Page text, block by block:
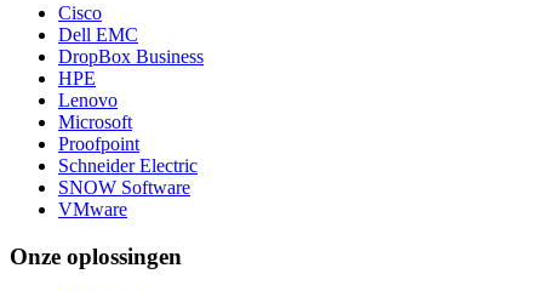
Cisco
Dell EMC
DropBox Business
HPE
Lenovo
Microsoft
Proofpoint
Schneider Electric
SNOW Software
VMware
Onze oplossingen